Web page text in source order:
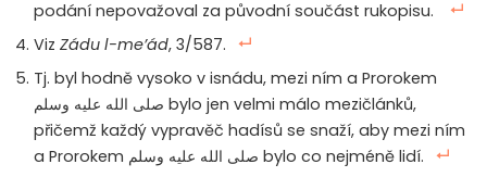
podání nepovažoval za původní součást rukopisu.
Viz Zádu l-me’ád, 3/587.
Tj. byl hodně vysoko v isnádu, mezi ním a Prorokem
صلى الله عليه وسلم bylo jen velmi málo mezičlánků,
přičemž každý vypravěč hadísů se snaží, aby mezi ním
a Prorokem صلى الله عليه وسلم bylo co nejméně lidí.